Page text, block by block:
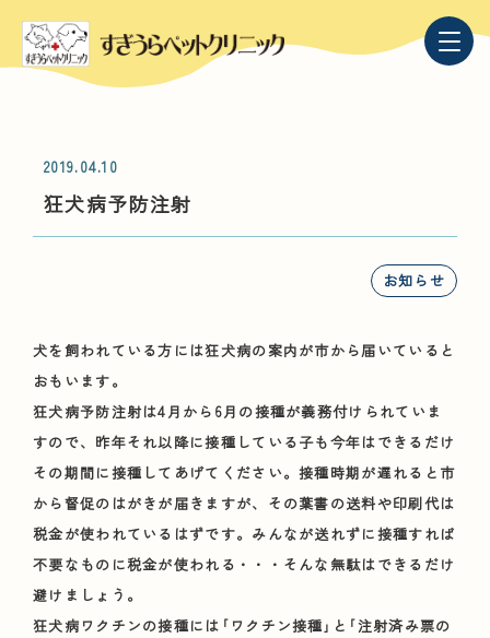
2019.04.10
狂犬病予防注射
お知らせ
犬を飼われている方には狂犬病の案内が市から届いていると
おもいます。
狂犬病予防注射は4月から6月の接種が義務付けられていま
すので、昨年それ以降に接種している子も今年はできるだけ
その期間に接種してあげてください。接種時期が遅れると市
から督促のはがきが届きますが、その葉書の送料や印刷代は
税金が使われているはずです。みんなが送れずに接種すれば
不要なものに税金が使われる・・・そんな無駄はできるだけ
避けましょう。
狂犬病ワクチンの接種には｢ワクチン接種｣と｢注射済み票の